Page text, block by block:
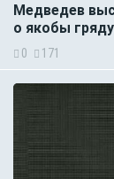
Медведев
о якобы
0 171